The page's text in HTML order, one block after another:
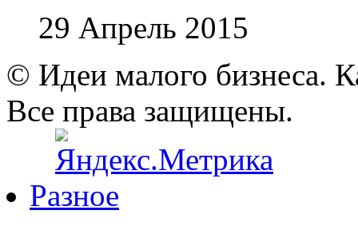
29 Апрель 2015
© Идеи малого бизнеса.
Все права защищены.
Разное